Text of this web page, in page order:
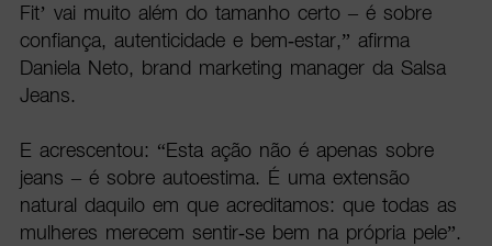
Fit’ vai muito além do tamanho certo – é sobre
confiança, autenticidade e bem-estar,” afirma
Daniela Neto, brand marketing manager da Salsa
Jeans.
E acrescentou: “Esta ação não é apenas sobre
jeans – é sobre autoestima. É uma extensão
natural daquilo em que acreditamos: que todas as
mulheres merecem sentir-se bem na própria pele”.